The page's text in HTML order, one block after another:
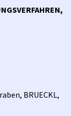
BRUECKL,